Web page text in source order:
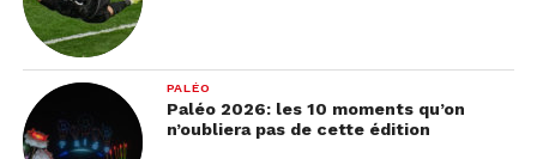
PALÉO
Paléo 2026: les 10 moments qu’on
n’oubliera pas de cette édition